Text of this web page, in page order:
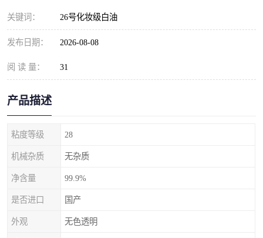
关键词： 26号化妆级白油
发布日期： 2026-08-08
阅 读 量： 31
产品描述
粘度等级 28
机械杂质 无杂质
净含量 99.9%
是否进口 国产
外观 无色透明